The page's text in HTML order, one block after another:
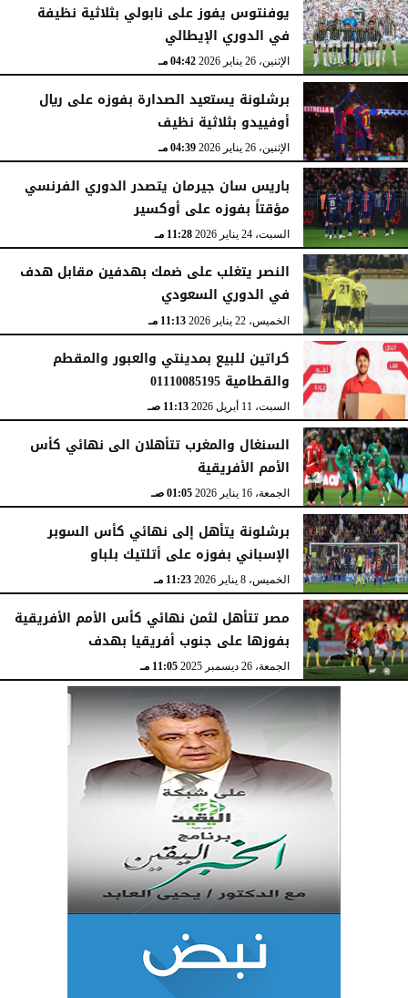
يوفنتوس يفوز على نابولي بثلاثية نظيفة
في الدوري الإيطالي
الإثنين، 26 يناير 2026 04:42 مـ
برشلونة يستعيد الصدارة بفوزه على ريال
أوفييدو بثلاثية نظيف
الإثنين، 26 يناير 2026 04:39 مـ
باريس سان جيرمان يتصدر الدوري الفرنسي
مؤقتاً بفوزه على أوكسير
السبت، 24 يناير 2026 11:28 مـ
النصر يتغلب على ضمك بهدفين مقابل هدف
في الدوري السعودي
الخميس، 22 يناير 2026 11:13 مـ
كراتين للبيع بمدينتي والعبور والمقطم
والقطامية 01110085195
السبت، 11 أبريل 2026 11:13 صـ
السنغال والمغرب تتأهلان الى نهائي كأس
الأمم الأفريقية
الجمعة، 16 يناير 2026 01:05 صـ
برشلونة يتأهل إلى نهائي كأس السوبر
الإسباني بفوزه على أتلتيك بلباو
الخميس، 8 يناير 2026 11:23 مـ
مصر تتأهل لثمن نهائي كأس الأمم الأفريقية
بفوزها على جنوب أفريقيا بهدف
الجمعة، 26 ديسمبر 2025 11:05 مـ